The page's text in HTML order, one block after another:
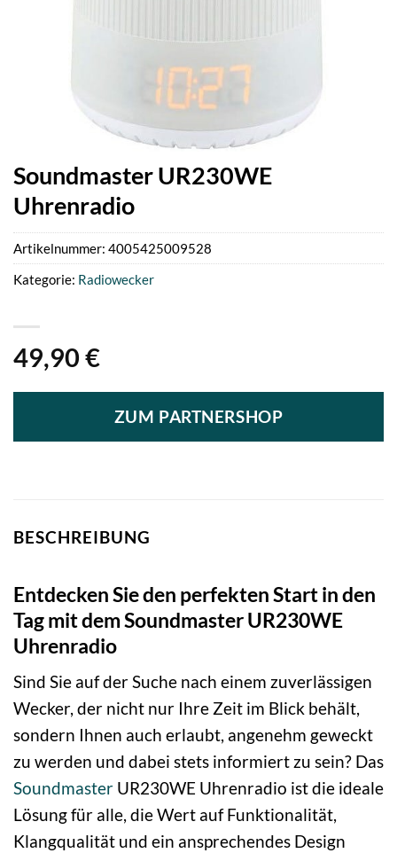
Soundmaster UR230WE
Uhrenradio
49,90 €
ZUM PARTNERSHOP
Artikelnummer: 4005425009528
Kategorie: Radiowecker
BESCHREIBUNG
Entdecken Sie den perfekten Start in den
Tag mit dem Soundmaster UR230WE
Uhrenradio
Sind Sie auf der Suche nach einem zuverlässigen
Wecker, der nicht nur Ihre Zeit im Blick behält,
sondern Ihnen auch erlaubt, angenehm geweckt
zu werden und dabei stets informiert zu sein? Das
Soundmaster UR230WE Uhrenradio ist die ideale
Lösung für alle, die Wert auf Funktionalität,
Klangqualität und ein ansprechendes Design